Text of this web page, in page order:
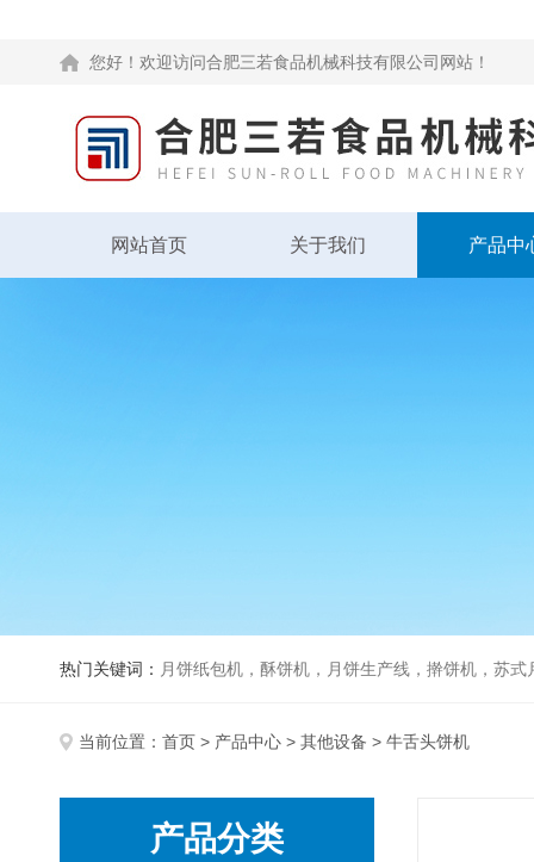
您好！欢迎访问合肥三若食品机械科技有限公司网站！
网站首页 关于我们 产品中
热门关键词： 月饼纸包机，酥饼机，月饼生产线，擀饼机，苏式月饼机，
当前位置： 首页 > 产品中心 > 其他设备 > 牛舌头饼机
产品分类